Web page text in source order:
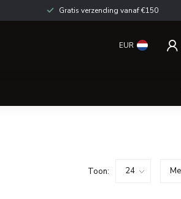
Gratis verzending vanaf €150
EUR
Toon: